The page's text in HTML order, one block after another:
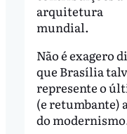
arquitetura
mundial.
Não é exagero
que Brasília
represente o
(e retumbante)
do